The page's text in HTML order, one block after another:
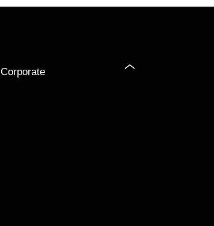
Corporate